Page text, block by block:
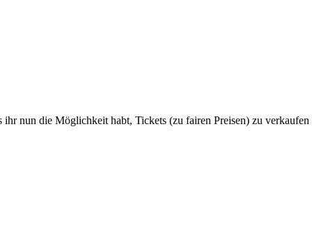
nun die Möglichkeit habt, Tickets (zu fairen Preisen) zu verkaufen